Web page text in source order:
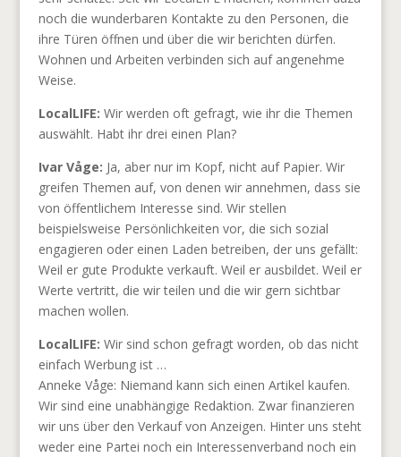
noch die wunderbaren Kontakte zu den Personen, die
ihre Türen öffnen und über die wir berichten dürfen.
Wohnen und Arbeiten verbinden sich auf angenehme
Weise.
LocalLIFE: Wir werden oft gefragt, wie ihr die Themen
auswählt. Habt ihr drei einen Plan?
Ivar Våge: Ja, aber nur im Kopf, nicht auf Papier. Wir
greifen Themen auf, von denen wir annehmen, dass sie
von öffentlichem Interesse sind. Wir stellen
beispielsweise Persönlichkeiten vor, die sich sozial
engagieren oder einen Laden betreiben, der uns gefällt:
Weil er gute Produkte verkauft. Weil er ausbildet. Weil er
Werte vertritt, die wir teilen und die wir gern sichtbar
machen wollen.
LocalLIFE: Wir sind schon gefragt worden, ob das nicht
einfach Werbung ist …
Anneke Våge: Niemand kann sich einen Artikel kaufen.
Wir sind eine unabhängige Redaktion. Zwar finanzieren
wir uns über den Verkauf von Anzeigen. Hinter uns steht
weder eine Partei noch ein Interessenverband noch ein